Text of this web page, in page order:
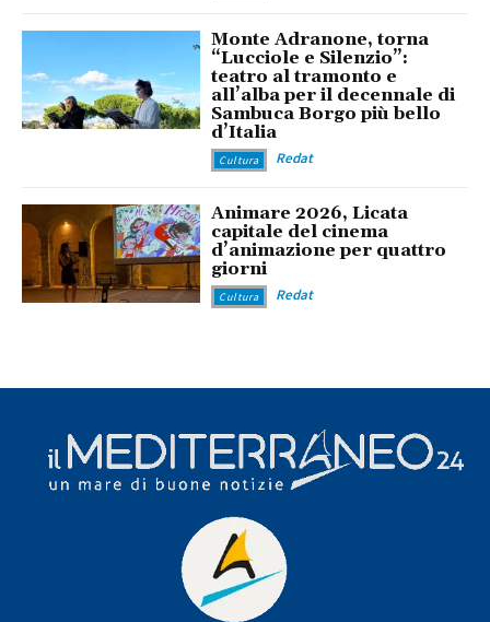
Monte Adranone, torna
“Lucciole e Silenzio”:
teatro al tramonto e
all’alba per il decennale di
Sambuca Borgo più bello
d’Italia
Cultura Redat
Animare 2026, Licata
capitale del cinema
d’animazione per quattro
giorni
Cultura Redat